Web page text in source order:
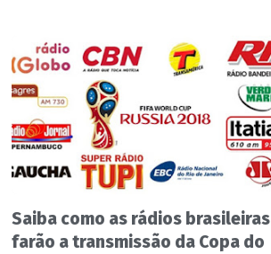
Saiba como as rádios brasileiras
farão a transmissão da Copa do